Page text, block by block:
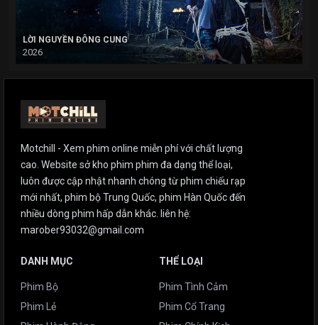
LỜI NGUYỀN ĐÔNG CUNG
2026
Motchill - Xem phim online miễn phí với chất lượng
cao. Website sở kho phim phim đa dạng thể loại,
luôn được cập nhật nhanh chóng từ phim chiếu rạp
mới nhất, phim bộ Trung Quốc, phim Hàn Quốc đến
nhiều dòng phim hấp dẫn khác. liên hệ:
marober93032@gmail.com
DANH MỤC
Phim Bộ
Phim Lẻ
THỂ LOẠI
Phim Tình Cảm
Phim Cổ Trang